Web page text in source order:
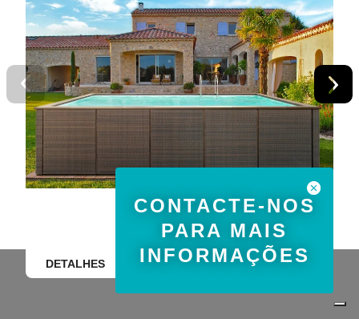
DETALHES
CONTACTE-NOS
PARA MAIS
INFORMAÇÕES